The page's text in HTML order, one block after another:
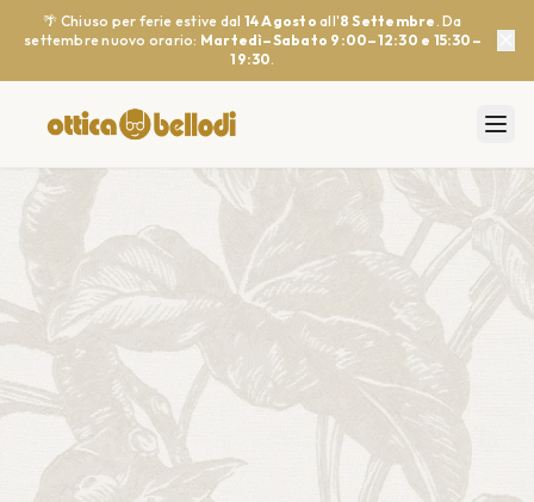
🌴 Chiuso per ferie estive dal 14 Agosto all'8 Settembre . Da
settembre nuovo orario: Martedì–Sabato 9:00–12:30 e 15:30–
19:30.